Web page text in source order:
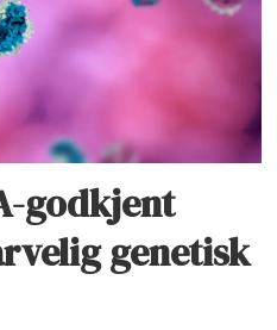
godkjent
genetisk